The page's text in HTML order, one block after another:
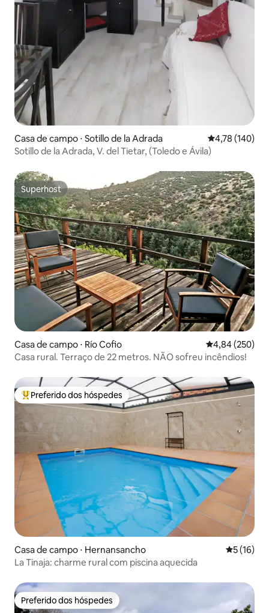
Casa de campo ⋅ Sotillo de la Adrada 4,78 de uma
4,78 (140)
Sotillo de la Adrada, V. del Tietar, (Toledo e Ávila)
Superhost
Superhost
Casa de campo ⋅ Río Cofio 4,84 de uma
4,84 (250)
Casa rural. Terraço de 22 metros. NÃO sofreu incêndios!
Entre os melhores preferidos dos hóspedes
Preferido dos hóspedes
Casa de campo ⋅ Hernansancho 5 de uma
5 (16)
La Tinaja: charme rural com piscina aquecida
Preferido dos hóspedes
Preferido dos hóspedes